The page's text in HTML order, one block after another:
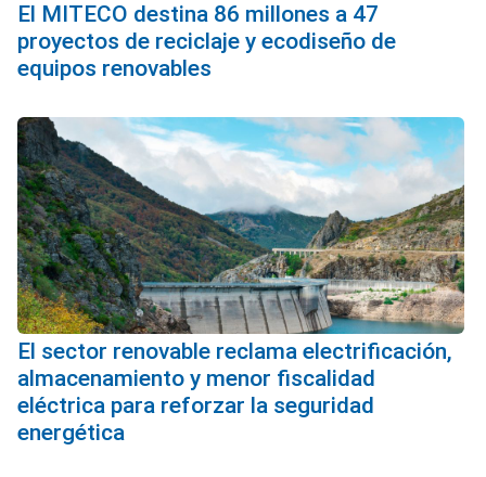
El MITECO destina 86 millones a 47
proyectos de reciclaje y ecodiseño de
equipos renovables
El sector renovable reclama electrificación,
almacenamiento y menor fiscalidad
eléctrica para reforzar la seguridad
energética